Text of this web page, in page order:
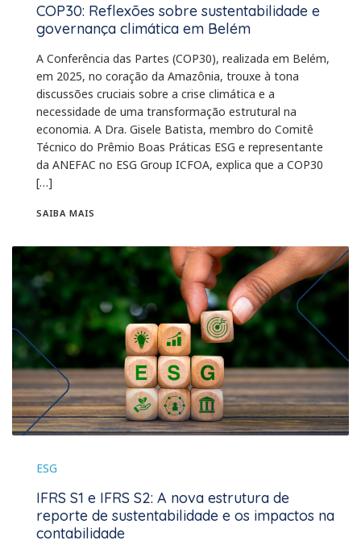
COP30: Reflexões sobre sustentabilidade e
governança climática em Belém
A Conferência das Partes (COP30), realizada em Belém,
em 2025, no coração da Amazônia, trouxe à tona
discussões cruciais sobre a crise climática e a
necessidade de uma transformação estrutural na
economia. A Dra. Gisele Batista, membro do Comitê
Técnico do Prêmio Boas Práticas ESG e representante
da ANEFAC no ESG Group ICFOA, explica que a COP30
[…]
SAIBA MAIS
ESG
IFRS S1 e IFRS S2: A nova estrutura de
reporte de sustentabilidade e os impactos na
contabilidade